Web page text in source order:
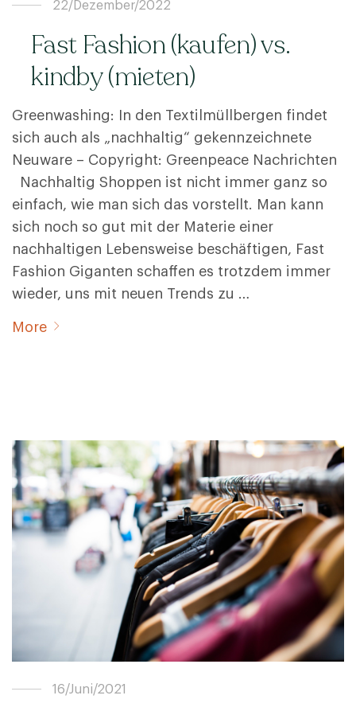
22/Dezember/2022
Fast Fashion (kaufen) vs.
kindby (mieten)
Greenwashing: In den Textilmüllbergen findet
sich auch als „nachhaltig“ gekennzeichnete
Neuware – Copyright: Greenpeace Nachrichten
Nachhaltig Shoppen ist nicht immer ganz so
einfach, wie man sich das vorstellt. Man kann
sich noch so gut mit der Materie einer
nachhaltigen Lebensweise beschäftigen, Fast
Fashion Giganten schaffen es trotzdem immer
wieder, uns mit neuen Trends zu …
More
16/Juni/2021